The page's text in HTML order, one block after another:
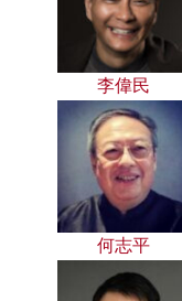
李偉民
何志平